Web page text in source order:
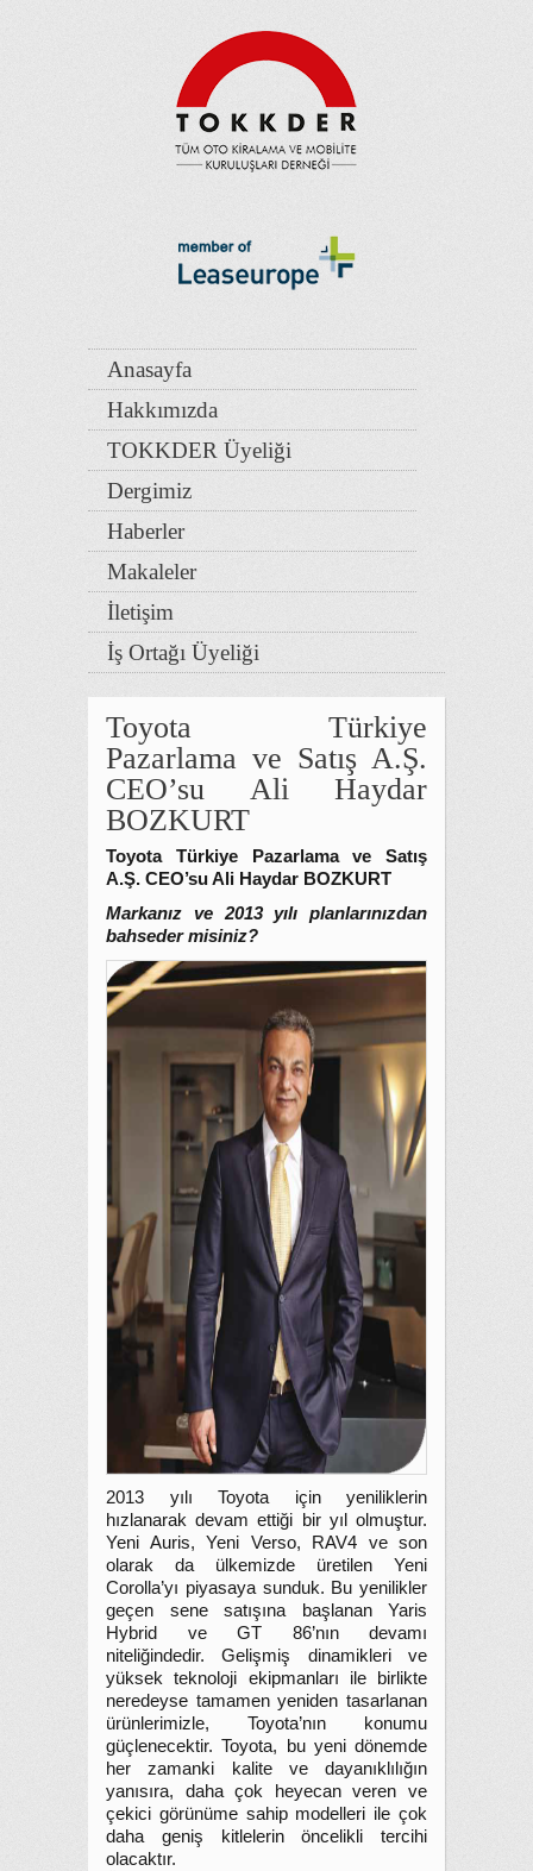
Anasayfa
Hakkımızda
TOKKDER Üyeliği
Dergimiz
Haberler
Makaleler
İletişim
İş Ortağı Üyeliği
Toyota Türkiye
Pazarlama ve Satış A.Ş.
CEO’su Ali Haydar
BOZKURT
Toyota Türkiye Pazarlama ve Satış
A.Ş. CEO’su Ali Haydar BOZKURT
Markanız ve 2013 yılı planlarınızdan
bahseder misiniz?
2013 yılı Toyota için yeniliklerin
hızlanarak devam ettiği bir yıl olmuştur.
Yeni Auris, Yeni Verso, RAV4 ve son
olarak da ülkemizde üretilen Yeni
Corolla’yı piyasaya sunduk. Bu yenilikler
geçen sene satışına başlanan Yaris
Hybrid ve GT 86’nın devamı
niteliğindedir. Gelişmiş dinamikleri ve
yüksek teknoloji ekipmanları ile birlikte
neredeyse tamamen yeniden tasarlanan
ürünlerimizle, Toyota’nın konumu
güçlenecektir. Toyota, bu yeni dönemde
her zamanki kalite ve dayanıklılığın
yanısıra, daha çok heyecan veren ve
çekici görünüme sahip modelleri ile çok
daha geniş kitlelerin öncelikli tercihi
olacaktır.